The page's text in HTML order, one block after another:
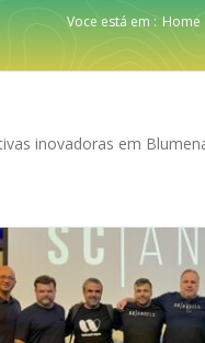
Voce está em : Home
inovadoras em